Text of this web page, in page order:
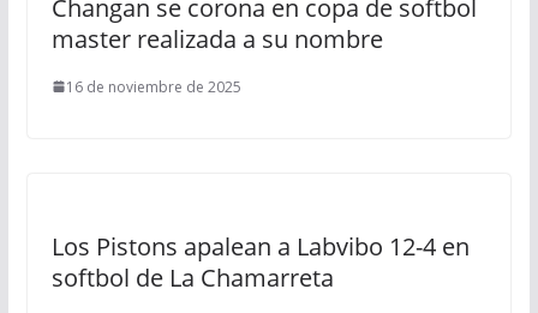
Changan se corona en copa de softbol
master realizada a su nombre
16 de noviembre de 2025
Los Pistons apalean a Labvibo 12-4 en
softbol de La Chamarreta